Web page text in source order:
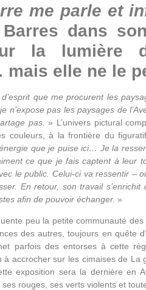
me parle et
dans
la lumière
mais elle ne le
d’esprit que me procurent les
n’expose pas les paysages de
pas.» L’univers pictural
couleurs, à la frontière du
que je puise ici… Je la
ce que je fais captent à leur
le public. Celui-ci va ressentir –
En retour, son travail
afin de pouvoir échanger. »
peu la petite communauté
des autres, toujours en quête
parfois des entorses à cette
à accrocher sur les cimaises de La
exposition sera la dernière en
rouges, ses verts violents et